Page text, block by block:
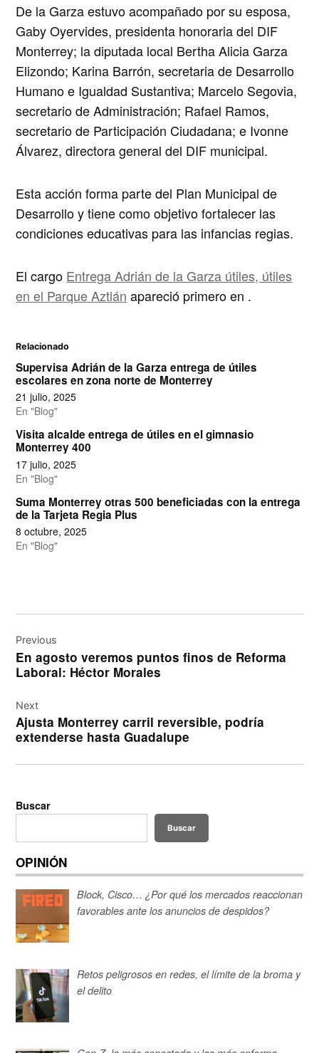
De la Garza estuvo acompañado por su esposa,
Gaby Oyervides, presidenta honoraria del DIF
Monterrey; la diputada local Bertha Alicia Garza
Elizondo; Karina Barrón, secretaria de Desarrollo
Humano e Igualdad Sustantiva; Marcelo Segovia,
secretario de Administración; Rafael Ramos,
secretario de Participación Ciudadana; e Ivonne
Álvarez, directora general del DIF municipal.
Esta acción forma parte del Plan Municipal de
Desarrollo y tiene como objetivo fortalecer las
condiciones educativas para las infancias regias.
El cargo Entrega Adrián de la Garza útiles, útiles
en el Parque Aztlán apareció primero en .
Relacionado
Supervisa Adrián de la Garza entrega de útiles
escolares en zona norte de Monterrey
21 julio, 2025
En "Blog"
Visita alcalde entrega de útiles en el gimnasio
Monterrey 400
17 julio, 2025
En "Blog"
Suma Monterrey otras 500 beneficiadas con la entrega
de la Tarjeta Regia Plus
8 octubre, 2025
En "Blog"
de
entradas
Previous
En agosto veremos puntos finos de Reforma
Laboral: Héctor Morales
Next
Ajusta Monterrey carril reversible, podría
extenderse hasta Guadalupe
Buscar
Buscar
OPINIÓN
Block, Cisco… ¿Por qué los mercados reaccionan
favorables ante los anuncios de despidos?
Retos peligrosos en redes, el límite de la broma y
el delito